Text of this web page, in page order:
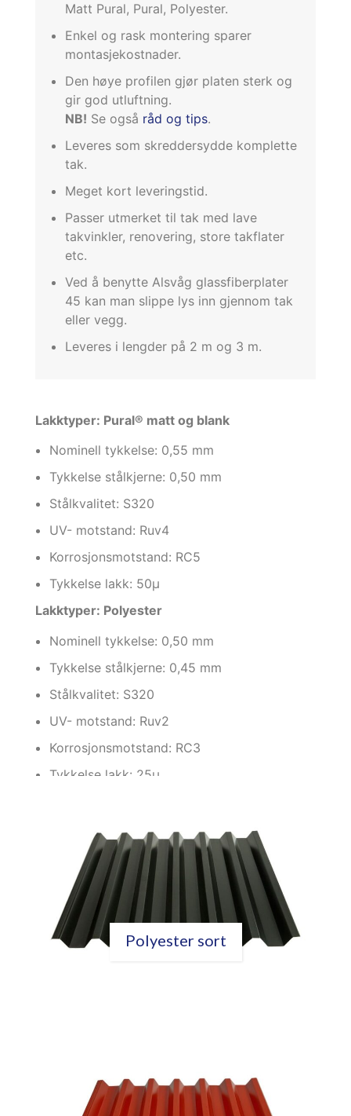
Matt Pural, Pural, Polyester.
Enkel og rask montering sparer
montasjekostnader.
Den høye profilen gjør platen sterk og
gir god utluftning.
NB! Se også råd og tips.
Leveres som skreddersydde komplette
tak.
Meget kort leveringstid.
Passer utmerket til tak med lave
takvinkler, renovering, store takflater
etc.
Ved å benytte Alsvåg glassfiberplater
45 kan man slippe lys inn gjennom tak
eller vegg.
Leveres i lengder på 2 m og 3 m.
Lakktyper: Pural® matt og blank
Nominell tykkelse: 0,55 mm
Tykkelse stålkjerne: 0,50 mm
Stålkvalitet: S320
UV- motstand: Ruv4
Korrosjonsmotstand: RC5
Tykkelse lakk: 50µ
Lakktyper: Polyester
Nominell tykkelse: 0,50 mm
Tykkelse stålkjerne: 0,45 mm
Stålkvalitet: S320
UV- motstand: Ruv2
Korrosjonsmotstand: RC3
Tykkelse lakk: 25µ
Polyester sort